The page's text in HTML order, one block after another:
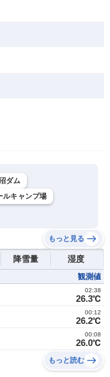
ダム
キャンプ場
もっと見る
降雪量 湿度
観測値
26.3℃
02:38
26.2℃
00:12
26.0℃
00:08
もっと読む